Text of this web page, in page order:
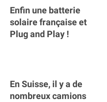
Enfin une batterie
solaire française et
Plug and Play !
En Suisse, il y a de
nombreux camions